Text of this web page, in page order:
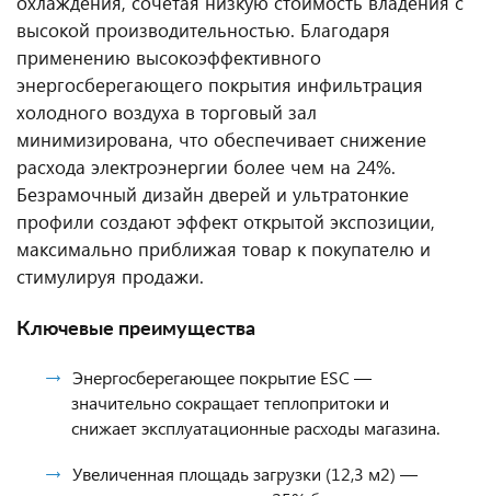
высокой производительностью. Благодаря
применению высокоэффективного
энергосберегающего покрытия инфильтрация
холодного воздуха в торговый зал
минимизирована, что обеспечивает снижение
расхода электроэнергии более чем на 24%.
Безрамочный дизайн дверей и ультратонкие
профили создают эффект открытой экспозиции,
максимально приближая товар к покупателю и
стимулируя продажи.
Ключевые преимущества
Энергосберегающее покрытие ESC —
значительно сокращает теплопритоки и
снижает эксплуатационные расходы магазина.
Увеличенная площадь загрузки (12,3 м2) —